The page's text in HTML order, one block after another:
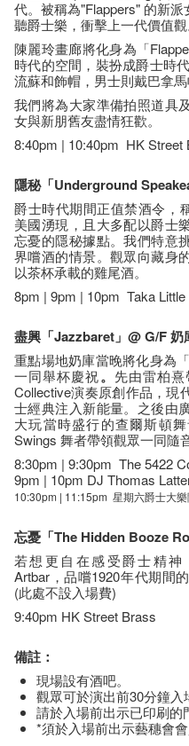
代。被稱為"Flappers" 的新派
聽爵士樂，衝擊上一代價值觀
陳麗玲畫廊將化身為「
時代的空間，裝扮成爵士時
流蘇和飾帽，男士則戴巴拿
我們將為大家準備拍照道具
女與新朋舊友盡情狂歡。
8:40pm | 10:40pm HK Street
隱秘「Underground
爵士時代期間正值禁酒令，
美國湧現，且大多配以爵士
忘憂的隱秘據點。我們特意
界嚐酒的情景。觀眾向藏身
以茶杯承載的雞尾酒。
8pm | 9pm | 10pm Taka Little
盡興 「Jazzbaret 」@ G/F 奶
重點場地奶庫當晚將化身為
一同舉杯慶祝。 先由雷柏
Collective演奏原創作品，現
士經典注入新能量。之後由
大玩當時盛行的查爾斯頓
Swings 舞者帶領觀眾一同隨
8:30pm | 9:30pm The 5422
9pm | 10pm DJ Thomas
10:30pm | 11:15pm 星期六爵士大
忘憂 「The Hidden Booze
若想更自在感受爵士精神
Artbar，品嚐1920年代期間
(此處不設入場費)
9:40pm HK Street Brass
備註：
現場設有酒吧。
觀眾可於演出前30分鐘入
請於入場前出示已印刷的
*須於入場前出示藝穗會會